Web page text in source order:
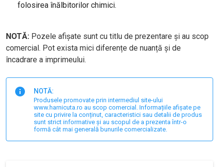
folosirea înălbitorilor chimici.
NOTĂ: Pozele afișate sunt cu titlu de prezentare și au scop
comercial. Pot exista mici diferențe de nuanță și de
încadrare a imprimeului.
NOTĂ:
Produsele promovate prin intermediul site-ului
www.harnicuta.ro au scop comercial. Informațiile afișate pe
site cu privire la conținut, caracteristici sau detalii de produs
sunt strict informative și au scopul de a prezenta într-o
formă cât mai generală bunurile comercializate.